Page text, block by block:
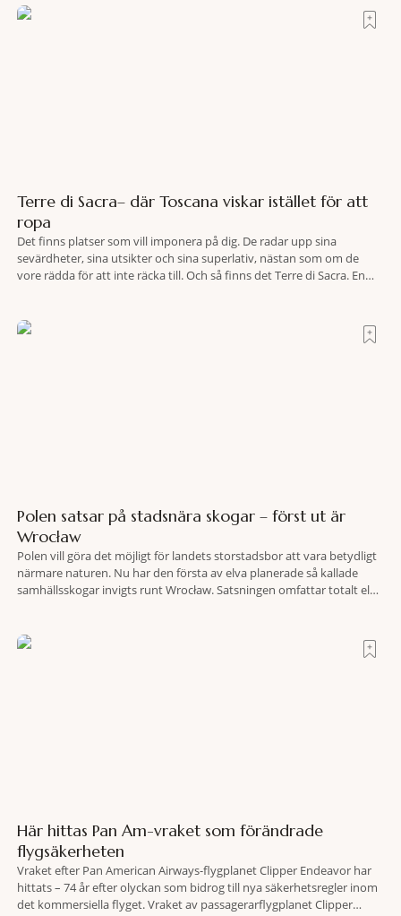
Terre di Sacra– där Toscana viskar istället för att
ropa
Det finns platser som vill imponera på dig. De radar upp sina
sevärdheter, sina utsikter och sina superlativ, nästan som om de
vore rädda för att inte räcka till. Och så finns det Terre di Sacra. En
Polen satsar på stadsnära skogar – först ut är
Wrocław
Polen vill göra det möjligt för landets storstadsbor att vara betydligt
närmare naturen. Nu har den första av elva planerade så kallade
samhällsskogar invigts runt Wrocław. Satsningen omfattar totalt elva
fler människor ska kunna promenera, motionera
Här hittas Pan Am-vraket som förändrade
flygsäkerheten
Vraket efter Pan American Airways-flygplanet Clipper Endeavor har
hittats – 74 år efter olyckan som bidrog till nya säkerhetsregler inom
det kommersiella flyget. Vraket av passagerarflygplanet Clipper